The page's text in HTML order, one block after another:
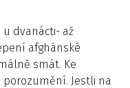
u dvanácti- až
afghánské
smát. Ke
porozumění. Jestli na